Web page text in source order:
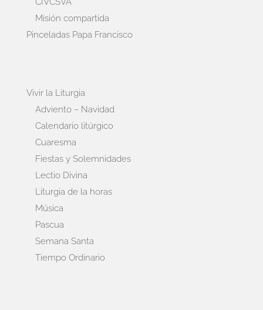
Misión compartida
Pinceladas Papa Francisco
Vivir la Liturgia
Adviento – Navidad
Calendario litúrgico
Cuaresma
Fiestas y Solemnidades
Lectio Divina
Liturgia de la horas
Música
Pascua
Semana Santa
Tiempo Ordinario